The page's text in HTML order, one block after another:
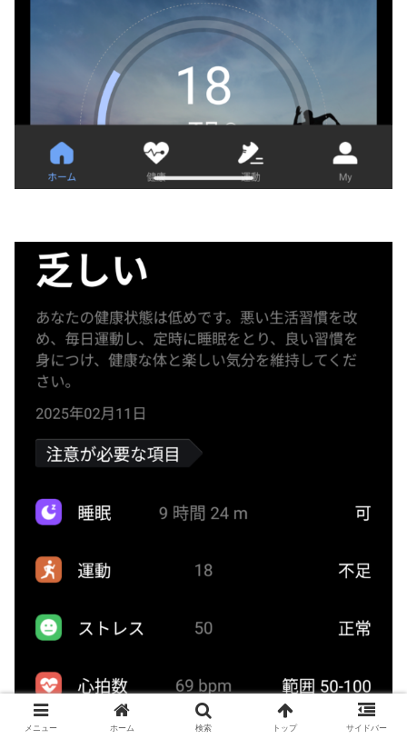
メニュー ホーム 検索 トップ サイドバー